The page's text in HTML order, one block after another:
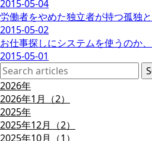
2015-05-04
労働者をやめた独立者が持つ孤独と
2015-05-02
お仕事探しにシステムを使うのか
2015-05-01
2026年
2026年1月（2）
2025年
2025年12月（2）
2025年10月（1）